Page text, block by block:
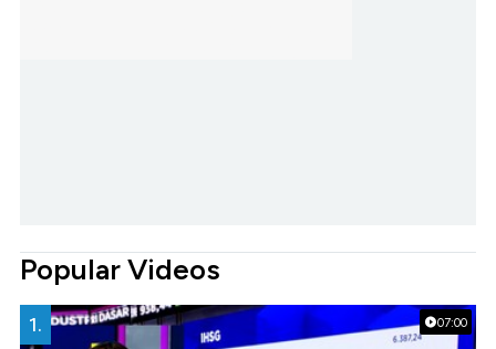
Popular Videos
07:00
1.